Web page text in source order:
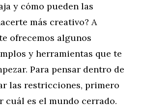
y cómo pueden las
más creativo? A
ofrecemos algunos
y herramientas que te
Para pensar dentro de
las restricciones, primero
cuál es el mundo cerrado.